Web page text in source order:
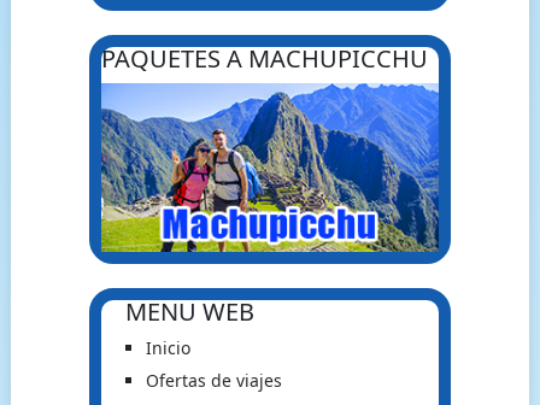
PAQUETES A MACHUPICCHU
MENU WEB
Inicio
Ofertas de viajes